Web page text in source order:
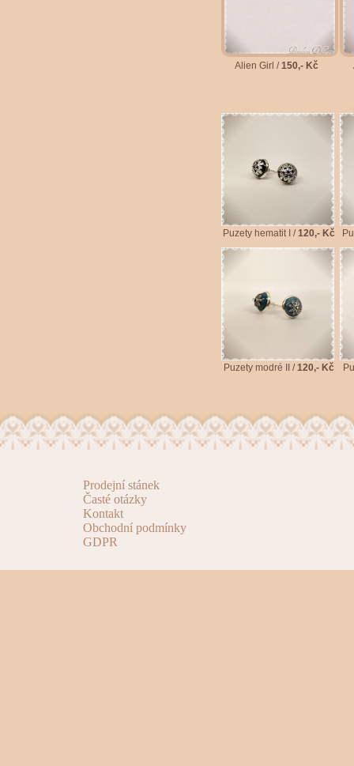
Alien Girl /150,- Kč
Puzety hematit I /120,- Kč
Puzety modré II /120,- Kč
Prodejní stánek
Časté otázky
Kontakt
Obchodní podmínky
GDPR